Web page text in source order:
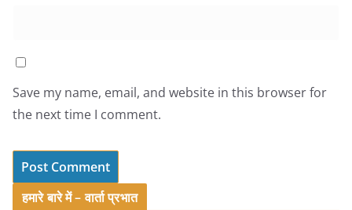
Save my name, email, and website in this browser for
the next time I comment.
हमारे बारे में – वार्ता प्रभात